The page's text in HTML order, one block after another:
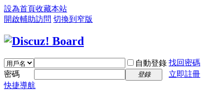
設為首頁收藏本站
開啟輔助訪問 切換到窄版
自動登錄 找回密碼
密碼
登錄
立即註冊
快捷導航